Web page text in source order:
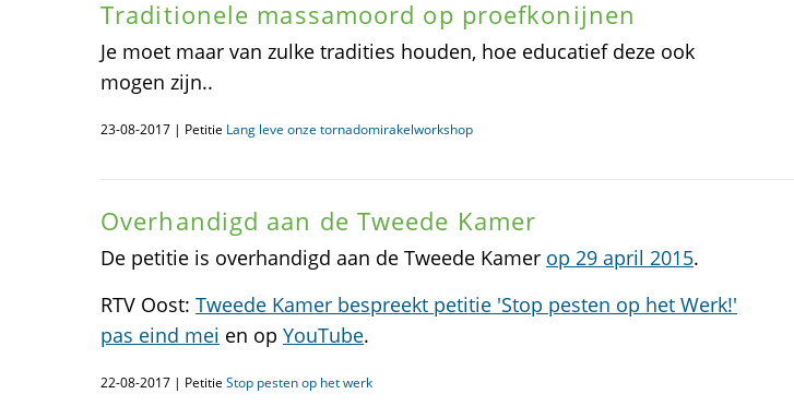
Traditionele massamoord op proefkonijnen
Je moet maar van zulke tradities houden, hoe educatief deze ook
mogen zijn..
23-08-2017 | Petitie Lang leve onze tornadomirakelworkshop
Overhandigd aan de Tweede Kamer
De petitie is overhandigd aan de Tweede Kamer op 29 april 2015.
RTV Oost: Tweede Kamer bespreekt petitie 'Stop pesten op het Werk!'
pas eind mei en op YouTube.
22-08-2017 | Petitie Stop pesten op het werk